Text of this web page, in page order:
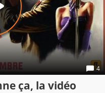
4
ça, la vidéo